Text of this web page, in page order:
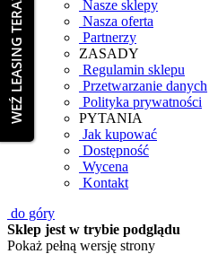
Nasze sklepy
Nasza oferta
Partnerzy
ZASADY
Regulamin sklepu
Przetwarzanie danych
Polityka prywatności
PYTANIA
Jak kupować
Dostępność
Wycena
Kontakt
do góry
Sklep jest w trybie podglądu
Pokaż pełną wersję strony
WEŹ LEASING TERAZ